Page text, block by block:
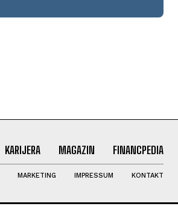
KARIJERA MAGAZIN FINANCPEDIA
MARKETING IMPRESSUM KONTAKT